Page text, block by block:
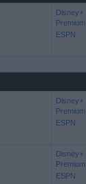
Disney+
Premium
ESPN
Disney+
Premium
ESPN
Disney+
Premium
ESPN